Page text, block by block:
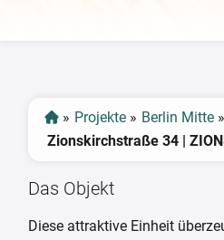
» Projekte » Berlin Mitte »
Zionskirchstraße 34 |
Das Objekt
Diese attraktive Einheit